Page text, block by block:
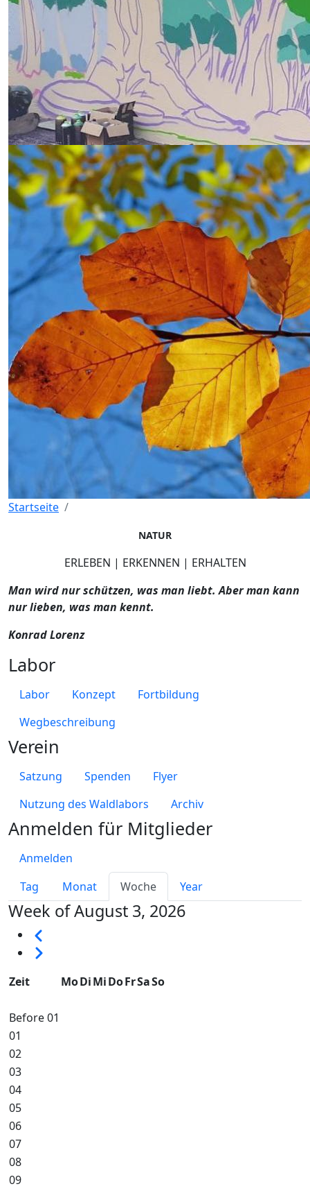
Startseite
Primary tabs
Tag Monat Woche Year
Week of August 3, 2026
Seitennummerierung
Weiter
Zeit
MoDiMiDoFrSaSo
Before 01
01
02
03
04
05
06
07
08
09
NATUR
ERLEBEN | ERKENNEN | ERHALTEN
Man wird nur schützen, was man liebt. Aber man kann
nur lieben, was man kennt.
Konrad Lorenz
Labor
Labor Konzept
Fortbildung
Wegbeschreibung
Verein
Satzung Spenden
Flyer
Nutzung des Waldlabors
Archiv
Anmelden für Mitglieder
Anmelden